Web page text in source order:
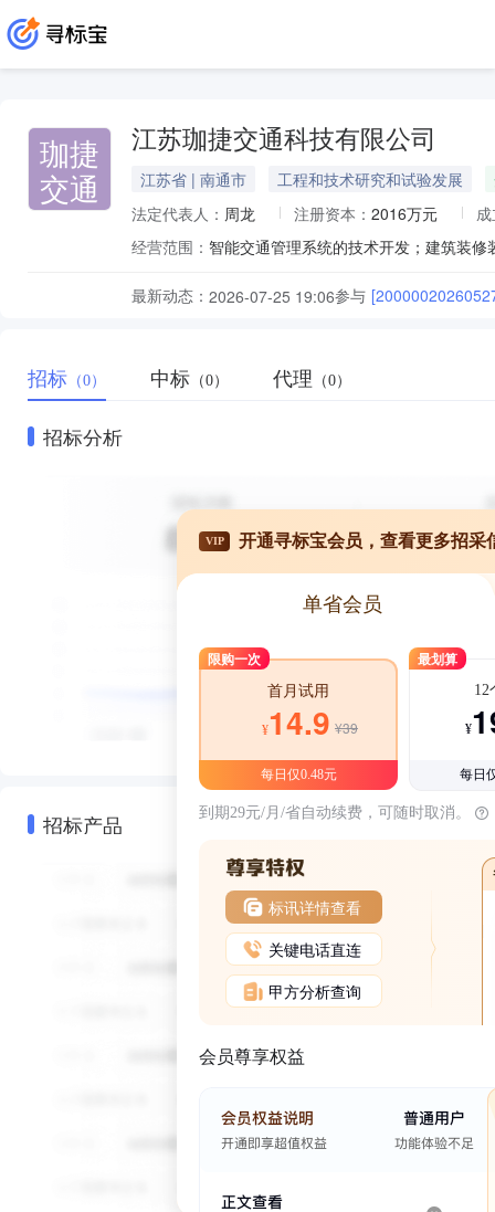
珈捷
交通
江苏珈捷交通科技有限公司
江苏省 | 南通市 工程和技术研究和试验发展
法定代表人： 周龙 注册资本： 2016万元
经营范围：
最新动态： 2026-07-25 19:06参与
招标 （0） 中标 （0） 代理 （0）
招标分析
招标产品
VIP 开通寻标宝会员，查看更多招采
单省会员
限购一次
首月试用
¥14.9 ¥39
每日仅0.48元
最划算
12
¥
每日
到期29元/月/省自动续费，可随时取消。
标讯详情查看
关键电话直连
甲方分析查询
会员尊享权益